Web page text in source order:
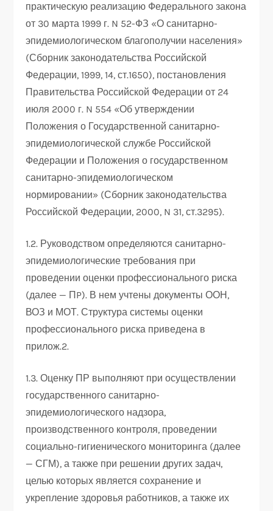
практическую реализацию Федерального закона
от 30 марта 1999 г. N 52-ФЗ «О санитарно-
эпидемиологическом благополучии населения»
(Сборник законодательства Российской
Федерации, 1999, 14, ст.1650), постановления
Правительства Российской Федерации от 24
июля 2000 г. N 554 «Об утверждении
Положения о Государственной санитарно-
эпидемиологической службе Российской
Федерации и Положения о государственном
санитарно-эпидемиологическом
нормировании» (Сборник законодательства
Российской Федерации, 2000, N 31, ст.3295).
1.2. Руководством определяются санитарно-
эпидемиологические требования при
проведении оценки профессионального риска
(далее — ПP). В нем учтены документы ООН,
ВОЗ и МОТ. Структура системы оценки
профессионального риска приведена в
прилож.2.
1.3. Оценку ПР выполняют при осуществлении
государственного санитарно-
эпидемиологического надзора,
производственного контроля, проведении
социально-гигиенического мониторинга (далее
— СГМ), а также при решении других задач,
целью которых является сохранение и
укрепление здоровья работников, а также их